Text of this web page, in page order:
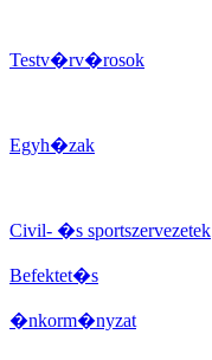
Testv�rv�rosok
Egyh�zak
Civil- �s sportszervezetek
Befektet�s
�nkorm�nyzat